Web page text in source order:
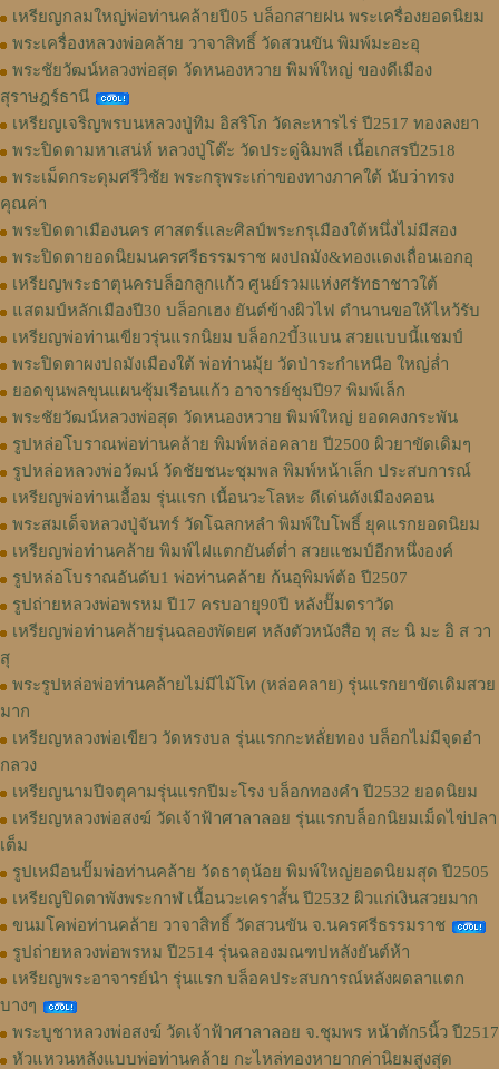
เหรียญกลมใหญ่พ่อท่านคล้ายปี05 บล็อกสายฝน พระเครื่องยอดนิยม
พระเครื่องหลวงพ่อคล้าย วาจาสิทธิ์ วัดสวนขัน พิมพ์มะอะอุ
พระชัยวัฒน์หลวงพ่อสุด วัดหนองหวาย พิมพ์ใหญ่ ของดีเมือง
สุราษฎร์ธานี
เหรียญเจริญพรบนหลวงปู่ทิม อิสริโก วัดละหารไร่ ปี2517 ทองลงยา
พระปิดตามหาเสน่ห์ หลวงปู่โต๊ะ วัดประดู่ฉิมพลี เนื้อเกสรปี2518
พระเม็ดกระดุมศรีวิชัย พระกรุพระเก่าของทางภาคใต้ นับว่าทรง
คุณค่า
พระปิดตาเมืองนคร ศาสตร์และศิลป์พระกรุเมืองใต้หนึ่งไม่มีสอง
พระปิดตายอดนิยมนครศรีธรรมราช ผงปถมัง&ทองแดงเถื่อนเอกอุ
เหรียญพระธาตุนครบล็อกลูกแก้ว ศูนย์รวมแห่งศรัทธาชาวใต้
แสตมป์หลักเมืองปี30 บล็อกเฮง ยันต์ข้างผิวไฟ ตำนานขอให้ไหว้รับ
เหรียญพ่อท่านเขียวรุ่นแรกนิยม บล็อก2บี้3แบน สวยแบบนี้แชมป์
พระปิดตาผงปถมังเมืองใต้ พ่อท่านมุ้ย วัดป่าระกำเหนือ ใหญ่ล่ำ
ยอดขุนพลขุนแผนซุ้มเรือนแก้ว อาจารย์ชุมปี97 พิมพ์เล็ก
พระชัยวัฒน์หลวงพ่อสุด วัดหนองหวาย พิมพ์ใหญ่ ยอดคงกระพัน
รูปหล่อโบราณพ่อท่านคล้าย พิมพ์หล่อคลาย ปี2500 ผิวยาขัดเดิมๆ
รูปหล่อหลวงพ่อวัฒน์ วัดชัยชนะชุมพล พิมพ์หน้าเล็ก ประสบการณ์
เหรียญพ่อท่านเอื้อม รุ่นแรก เนื้อนวะโลหะ ดีเด่นดังเมืองคอน
พระสมเด็จหลวงปู่จันทร์ วัดโฉลกหลำ พิมพ์ใบโพธิ์ ยุคแรกยอดนิยม
เหรียญพ่อท่านคล้าย พิมพ์ไฝแตกยันต์ต่ำ สวยแชมป์อีกหนึ่งองค์
รูปหล่อโบราณอันดับ1 พ่อท่านคล้าย ก้นอุพิมพ์ต้อ ปี2507
รูปถ่ายหลวงพ่อพรหม ปี17 ครบอายุ90ปี หลังปั๊มตราวัด
เหรียญพ่อท่านคล้ายรุ่นฉลองพัดยศ หลังตัวหนังสือ ทุ สะ นิ มะ อิ ส วา
สุ
พระรูปหล่อพ่อท่านคล้ายไม่มีไม้โท (หล่อคลาย) รุ่นแรกยาขัดเดิมสวย
มาก
เหรียญหลวงพ่อเขียว วัดหรงบล รุ่นแรกกะหลั่ยทอง บล็อกไม่มีจุดอำ
กลวง
เหรียญนามปีจตุคามรุ่นแรกปีมะโรง บล็อกทองคำ ปี2532 ยอดนิยม
เหรียญหลวงพ่อสงฆ์ วัดเจ้าฟ้าศาลาลอย รุ่นแรกบล็อกนิยมเม็ดไข่ปลา
เต็ม
รูปเหมือนปั๊มพ่อท่านคล้าย วัดธาตุน้อย พิมพ์ใหญ่ยอดนิยมสุด ปี2505
เหรียญปิดตาพังพระกาฬ เนื้อนวะเคราสั้น ปี2532 ผิวแก่เงินสวยมาก
ขนมโคพ่อท่านคล้าย วาจาสิทธิ์ วัดสวนขัน จ.นครศรีธรรมราช
รูปถ่ายหลวงพ่อพรหม ปี2514 รุ่นฉลองมณฑปหลังยันต์ห้า
เหรียญพระอาจารย์นำ รุ่นแรก บล็อคประสบการณ์หลังผดลาแตก
บางๆ
พระบูชาหลวงพ่อสงฆ์ วัดเจ้าฟ้าศาลาลอย จ.ชุมพร หน้าตัก5นิ้ว ปี2517
หัวแหวนหลังแบบพ่อท่านคล้าย กะไหล่ทองหายากค่านิยมสูงสุด